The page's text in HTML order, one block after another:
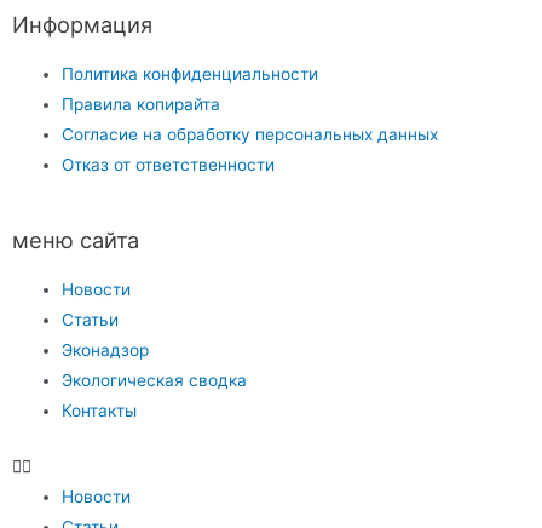
Информация
Политика конфиденциальности
Правила копирайта
Согласие на обработку персональных данных
Отказ от ответственности
меню сайта
Новости
Статьи
Эконадзор
Экологическая сводка
Контакты
Новости